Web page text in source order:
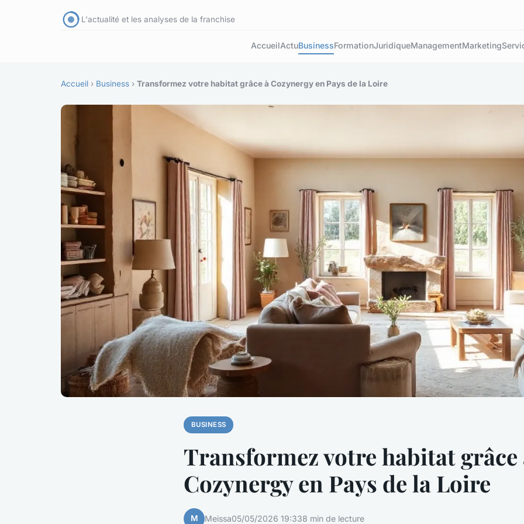
L'actualité et les analyses de la franchise
AccueilActuBusinessFormationJuridiqueManagementMarketing
Accueil › Business › Transformez votre habitat grâce à Cozynergy en Pays de la Loire
BUSINESS
Transformez votre habitat grâce
Cozynergy en Pays de la Loire
M Meissa05/05/2026 19:338 min de lecture